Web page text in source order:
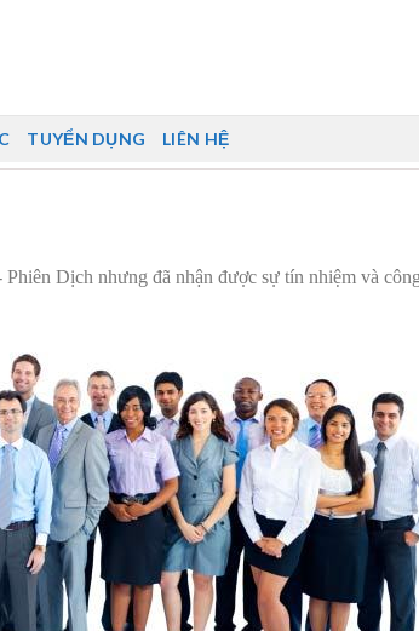
TUYỂN DỤNG LIÊN HỆ
Dịch nhưng đã nhận được sự tín nhiệm và